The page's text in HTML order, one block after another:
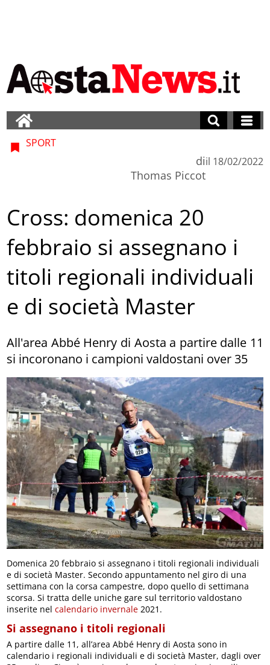
SPORT
di
Thomas Piccot
il 18/02/2022
Cross: domenica 20
febbraio si assegnano i
titoli regionali individuali
e di società Master
All'area Abbé Henry di Aosta a partire dalle 11
si incoronano i campioni valdostani over 35
Domenica 20 febbraio si assegnano i titoli regionali individuali
e di società Master. Secondo appuntamento nel giro di una
settimana con la corsa campestre, dopo quello di settimana
scorsa. Si tratta delle uniche gare sul territorio valdostano
inserite nelcalendario invernale 2021.
Si assegnano i titoli regionali
A partire dalle 11, all’area Abbé Henry di Aosta sono in
calendario i regionali individuali e di società Master, dagli over